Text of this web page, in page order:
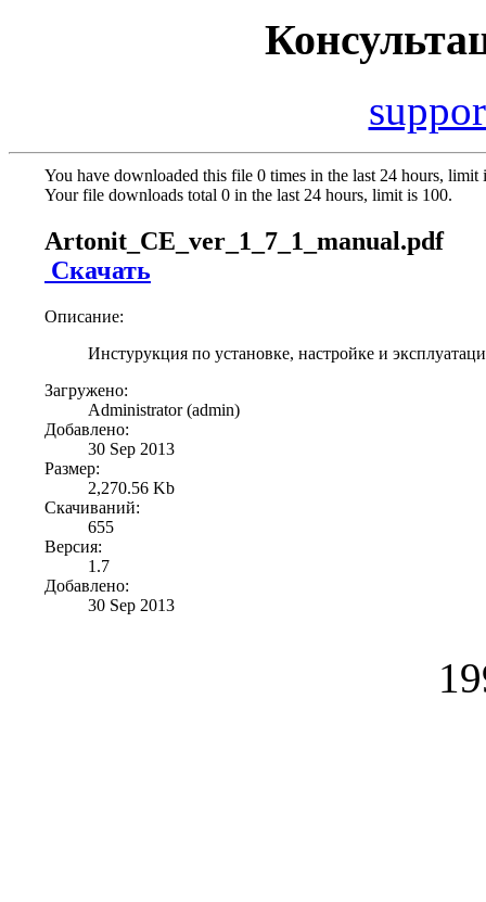
You have downloaded this file 0 times in the last 24 hours, limit
Your file downloads total 0 in the last 24 hours, limit is 100.
Artonit_CE_ver_1_7_1_manual.pdf
Скачать
Описание:
Инстурукция по установке, настройке и
Загружено:
Administrator (admin)
Добавлено:
30 Sep 2013
Размер:
2,270.56 Kb
Скачиваний:
655
Версия:
1.7
Добавлено:
30 Sep 2013